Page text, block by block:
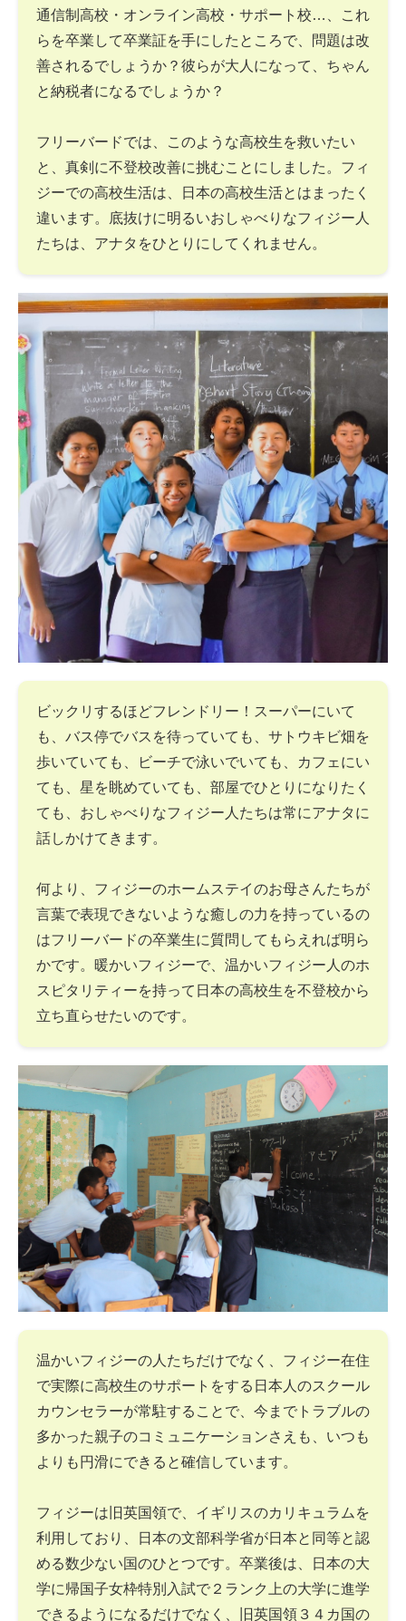
通信制高校・オンライン高校・サポート校…、これ
らを卒業して卒業証を手にしたところで、問題は改
善されるでしょうか？彼らが大人になって、ちゃん
と納税者になるでしょうか？
フリーバードでは、このような高校生を救いたい
と、真剣に不登校改善に挑むことにしました。フィ
ジーでの高校生活は、日本の高校生活とはまったく
違います。底抜けに明るいおしゃべりなフィジー人
たちは、アナタをひとりにしてくれません。
ビックリするほどフレンドリー！スーパーにいて
も、バス停でバスを待っていても、サトウキビ畑を
歩いていても、ビーチで泳いでいても、カフェにい
ても、星を眺めていても、部屋でひとりになりたく
ても、おしゃべりなフィジー人たちは常にアナタに
話しかけてきます。
何より、フィジーのホームステイのお母さんたちが
言葉で表現できないような癒しの力を持っているの
はフリーバードの卒業生に質問してもらえれば明ら
かです。暖かいフィジーで、温かいフィジー人のホ
スピタリティーを持って日本の高校生を不登校から
立ち直らせたいのです。
温かいフィジーの人たちだけでなく、フィジー在住
で実際に高校生のサポートをする日本人のスクール
カウンセラーが常駐することで、今までトラブルの
多かった親子のコミュニケーションさえも、いつも
よりも円滑にできると確信しています。
フィジーは旧英国領で、イギリスのカリキュラムを
利用しており、日本の文部科学省が日本と同等と認
める数少ない国のひとつです。卒業後は、日本の大
学に帰国子女枠特別入試で２ランク上の大学に進学
できるようになるだけでなく、旧英国領３４カ国の